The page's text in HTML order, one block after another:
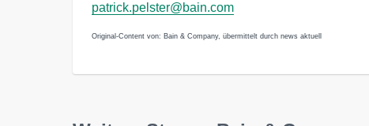
patrick.pelster@bain.com
Original-Content von: Bain & Company, übermittelt durch news aktuell